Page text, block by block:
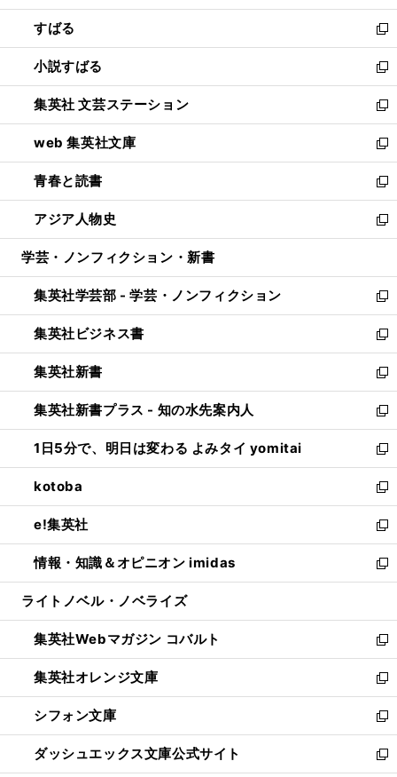
開
く
ウ
で
開
く
ン
ド
ウ
で
開
く
すばる
新
し
い
ウ
ィ
ン
ド
ウ
で
開
く
小説すばる
新
し
い
ウ
ィ
ン
ド
ウ
で
開
集英社 文芸ステーション
新
し
い
ウ
ィ
ン
ド
ウ
開
く
web 集英社文庫
新
し
い
ウ
ィ
ン
ウ
で
開
く
青春と読書
新
し
い
ウ
ン
ド
ウ
で
開
く
アジア人物史
新
し
ウ
ィ
ン
ド
ウ
で
開
く
学芸・ノンフィクション・新書
集英社学芸部 - 学芸・ノンフィクション
新
し
い
ウ
ィ
ン
ド
ウ
で
開
く
集英社ビジネス書
新
し
い
ウ
ィ
ン
ド
ウ
で
開
く
集英社新書
新
し
い
ウ
ィ
ン
ド
ウ
で
開
く
集英社新書プラス - 知の水先案内人
新
し
い
ウ
ィ
ン
ド
ウ
で
開
1日5分で、明日は変わる よみタイ yomitai
新
し
い
ウ
ィ
ン
ド
ウ
開
く
kotoba
新
し
い
ウ
ィ
ン
ウ
で
開
く
e!集英社
新
し
い
ウ
ン
ド
ウ
で
開
く
情報・知識＆オピニオン imidas
新
し
ウ
ィ
ン
ド
ウ
で
開
く
ライトノベル・ノベライズ
集英社Webマガジン コバルト
新
し
い
ウ
ィ
ン
ド
ウ
集英社オレンジ文庫
新
し
い
ウ
ィ
シフォン文庫
新
し
い
ダッシュエックス文庫公式サイト
新